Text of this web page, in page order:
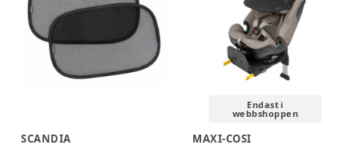
SCANDIA
Endast i
webbshoppen
MAXI-COSI